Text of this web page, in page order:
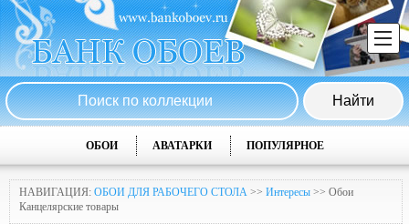
ОБОИ АВАТАРКИ ПОПУЛЯРНОЕ
НАВИГАЦИЯ: ОБОИ ДЛЯ РАБОЧЕГО СТОЛА >> Интересы >> Обои
Канцелярские товары